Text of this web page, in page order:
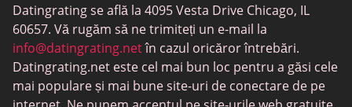
MeetMindful
Întâlniri BDSM
BBPeopleMeet
Datingrating se află la 4095 Vesta Drive Chicago, IL
60657. Vă rugăm să ne trimiteți un e-mail la
info@datingrating.netîn cazul oricăror întrebări.
Datingrating.net este cel mai bun loc pentru a găsi cele
mai populare și mai bune site-uri de conectare de pe